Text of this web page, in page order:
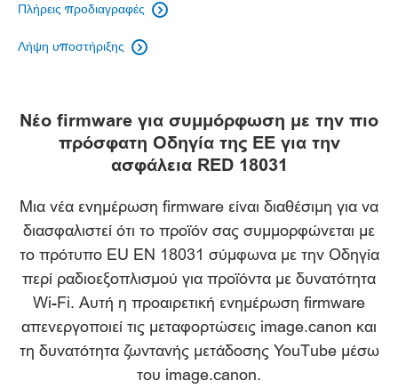
Πλήρεις προδιαγραφές 
Λήψη υποστήριξης 
Νέο firmware για συμμόρφωση με την πιο
πρόσφατη Οδηγία της ΕΕ για την
ασφάλεια RED 18031
Μια νέα ενημέρωση firmware είναι διαθέσιμη για να
διασφαλιστεί ότι το προϊόν σας συμμορφώνεται με
το πρότυπο EU EN 18031 σύμφωνα με την Οδηγία
περί ραδιοεξοπλισμού για προϊόντα με δυνατότητα
Wi-Fi. Αυτή η προαιρετική ενημέρωση firmware
απενεργοποιεί τις μεταφορτώσεις image.canon και
τη δυνατότητα ζωντανής μετάδοσης YouTube μέσω
του image.canon.